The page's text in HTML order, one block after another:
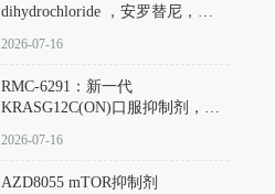
dihydrochloride ，安罗替尼，
Hydrochloride实验方法步骤SOP
2026-07-16
RMC-6291：新一代
KRASG12C(ON)口服抑制剂，
(Elironrasib)CAS#2641998-63-0
2026-07-16
AZD8055 mTOR抑制剂